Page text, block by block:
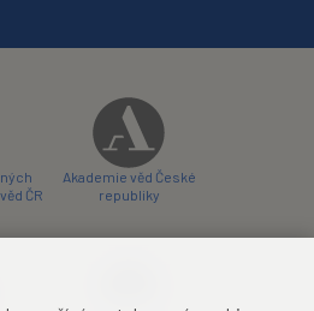
ČR
Akademie věd České
republiky